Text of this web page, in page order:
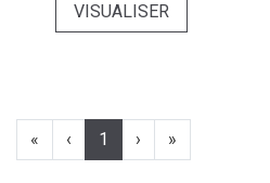
VISUALISER
« ‹ 1 › »